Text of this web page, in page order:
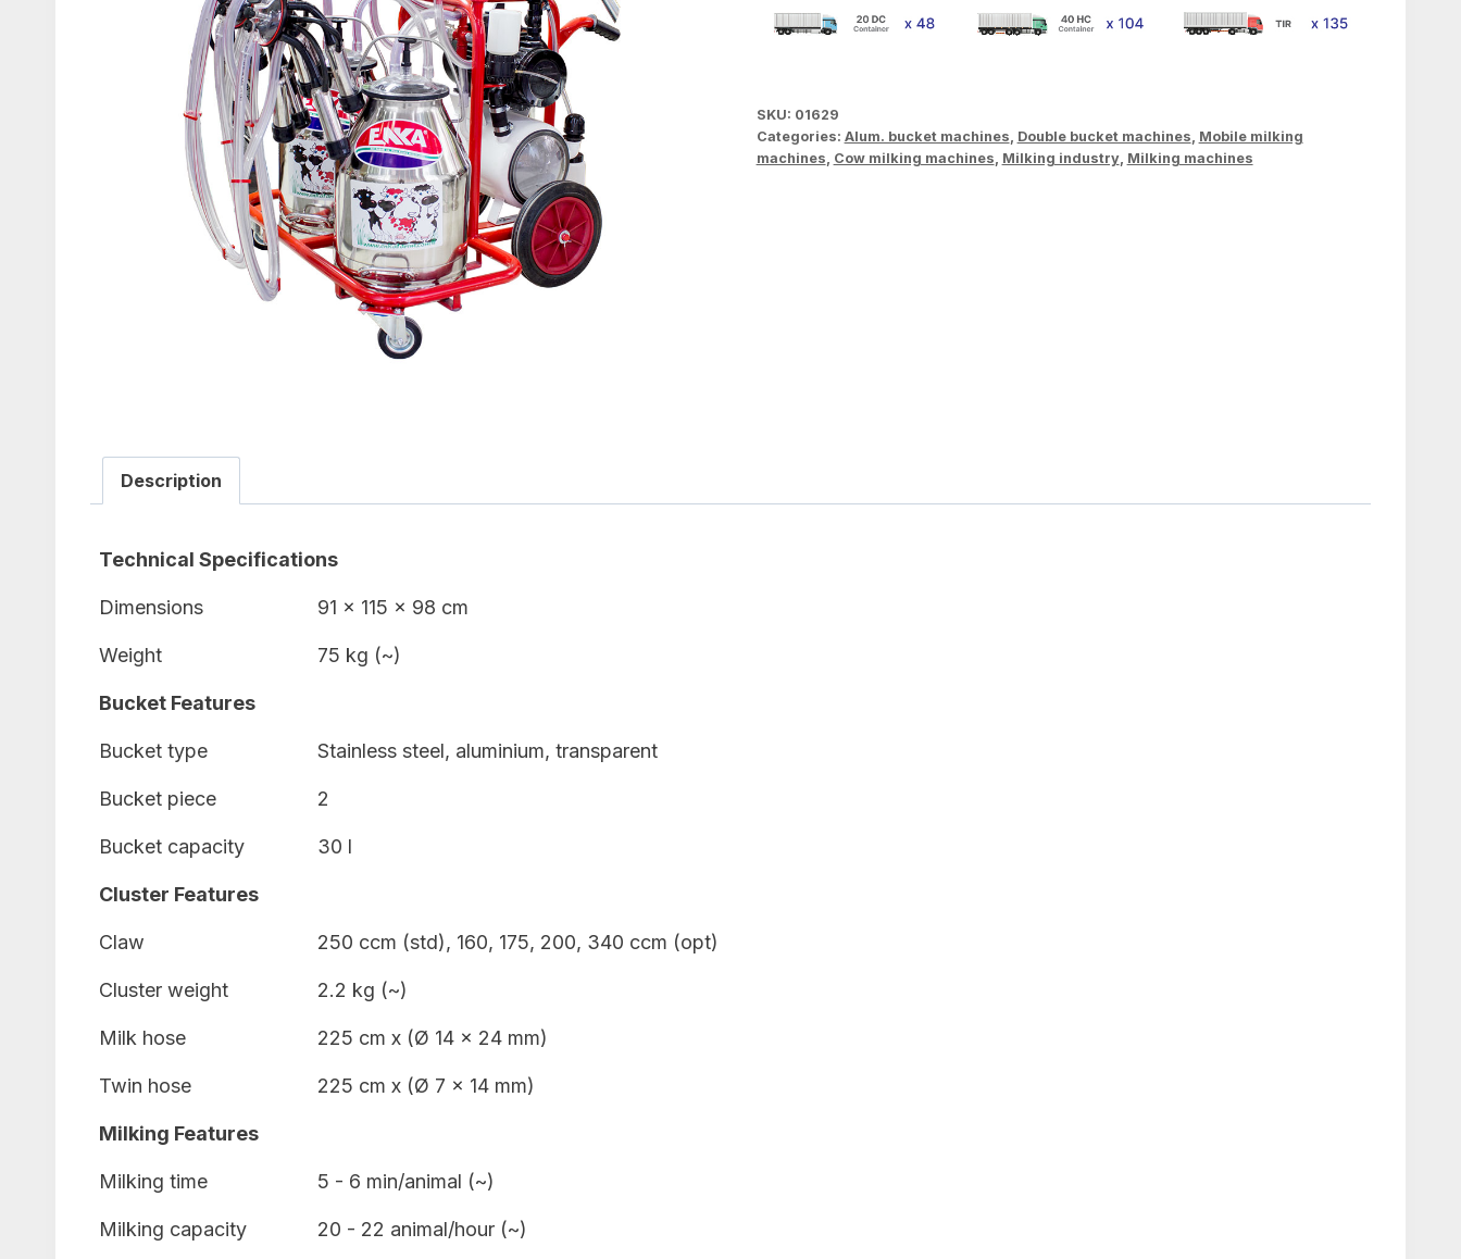
SKU: 01629
Categories: Alum. bucket machines, Double bucket machines, Mobile milking
machines, Cow milking machines, Milking industry, Milking machines
Description
Technical Specifications
Dimensions 91 x 115 x 98 cm
Weight 75 kg (~)
Bucket Features
Bucket type Stainless steel, aluminium, transparent
Bucket piece 2
Bucket capacity 30 l
Cluster Features
Claw 250 ccm (std), 160, 175, 200, 340 ccm (opt)
Cluster weight 2.2 kg (~)
Milk hose 225 cm x (Ø 14 x 24 mm)
Twin hose 225 cm x (Ø 7 x 14 mm)
Milking Features
Milking time 5 - 6 min/animal (~)
Milking capacity 20 - 22 animal/hour (~)